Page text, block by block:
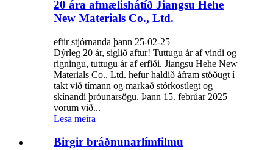
20 ára afmælishátíð Jiangsu Hehe
New Materials Co., Ltd.
eftir stjórnanda þann 25-02-25
Dýrleg 20 ár, siglið aftur! Tuttugu ár af vindi og
rigningu, tuttugu ár af erfiði. Jiangsu Hehe New
Materials Co., Ltd. hefur haldið áfram stöðugt í
takt við tímann og markað stórkostlegt og
skínandi þróunarsögu. Þann 15. febrúar 2025
vorum við...
Lesa meira
Birgir bráðnunarlímfilmu